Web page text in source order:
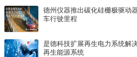
德州仪器推出碳化硅栅极驱动
车行驶里程
是德科技扩展再生电力系统解
再生能源系统